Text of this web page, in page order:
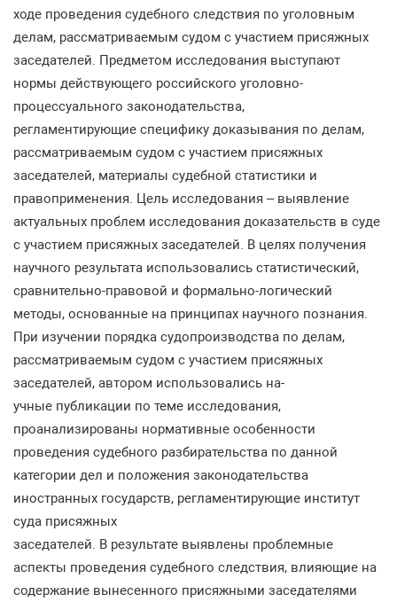
ходе проведения судебного следствия по уголовным
делам, рассматриваемым судом с участием присяжных
заседателей. Предметом исследования выступают
нормы действующего российского уголовно-
процессуального законодательства,
регламентирующие специфику доказывания по делам,
рассматриваемым судом с участием присяжных
заседателей, материалы судебной статистики и
правоприменения. Цель исследования – выявление
актуальных проблем исследования доказательств в суде
с участием присяжных заседателей. В целях получения
научного результата использовались статистический,
сравнительно-правовой и формально-логический
методы, основанные на принципах научного познания.
При изучении порядка судопроизводства по делам,
рассматриваемым судом с участием присяжных
заседателей, автором использовались на-
учные публикации по теме исследования,
проанализированы нормативные особенности
проведения судебного разбирательства по данной
категории дел и положения законодательства
иностранных государств, регламентирующие институт
суда присяжных
заседателей. В результате выявлены проблемные
аспекты проведения судебного следствия, влияющие на
содержание вынесенного присяжными заседателями